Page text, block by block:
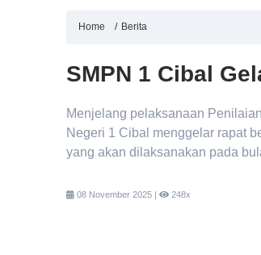
Home Berita
SMPN 1 Cibal
Menjelang pelaksanaan
Negeri 1 Cibal menggelar rapat
yang akan dilaksanakan pada
08 November 2025 | 248x